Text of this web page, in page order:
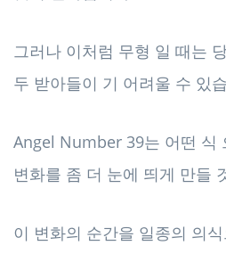
그러나 이처럼 무형 일 때는
두 받아들이 기 어려울 수 있
Angel Number 39는 어떤 식
변화를 좀 더 눈에 띄게 만들
이 변화의 순간을 일종의 의